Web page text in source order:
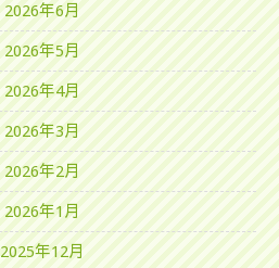
2026年6月
2026年5月
2026年4月
2026年3月
2026年2月
2026年1月
2025年12月